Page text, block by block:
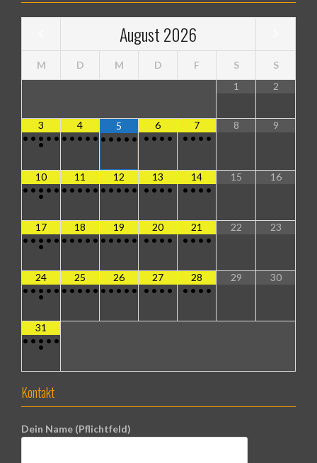
August2026
M D M D F S
S
1
2
3
• • • • •
•
4
• • • • •
5
• • • • •
6
• • • •
7
• • • •
8 9
10
• • • • •
•
11
• • • • •
12
• • • • •
13
• • • •
14
• • • •
15 16
17
• • • • •
•
18
• • • • •
19
• • • • •
20
• • • •
21
• • • •
22 23
24
• • • • •
•
25
• • • • •
26
• • • • •
27
• • • •
28
• • • •
29 30
31
• • • • •
•
Kontakt
Dein Name (Pflichtfeld)